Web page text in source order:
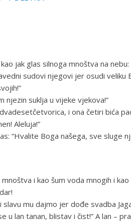
jak glas silnoga mnoštva na
sudovi njegovi jer osudi veliku
njezin suklja u vijeke vjekova!”
i ona četiri bića
Aleluja!”
“Hvalite Boga našega, sve sluge
i kao šum voda mnogih i
slavu mu dajmo jer dođe svadba
u lan tanan, blistav i čist!” A lan –